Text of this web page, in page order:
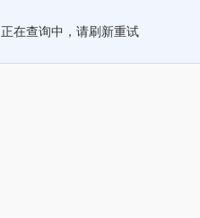
正在查询中，请刷新重试